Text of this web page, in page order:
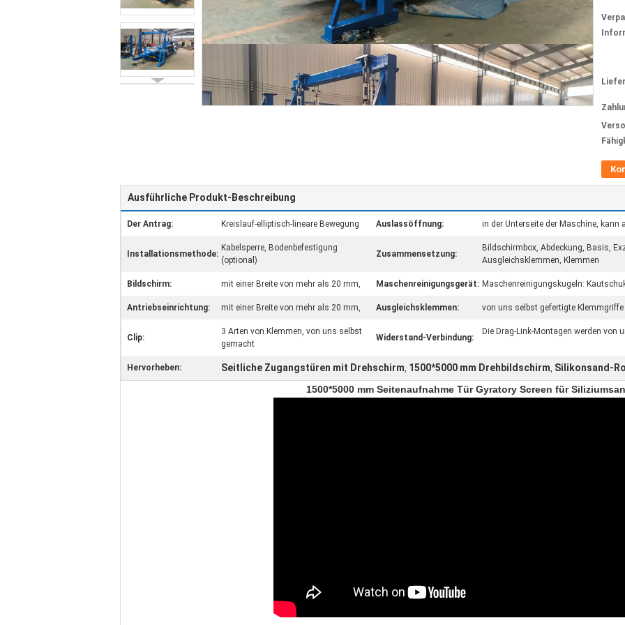
Ausführliche Produkt-Beschreibung
Der Antrag: Kreislauf-elliptisch-lineare Bewegung Auslassöffnung: in der Unterseite der Maschine, kann
Installationsmethode:
Kabelsperre, Bodenbefestigung
(optional)
Zusammensetzung:
Bildschirmbox, Abdeckung, Basis,
Ausgleichsklemmen, Klemmen
Bildschirm: mit einer Breite von mehr als 20 mm, Maschenreinigungsgerät: Maschenreinigungskugeln:
Antriebseinrichtung: mit einer Breite von mehr als 20 mm, Ausgleichsklemmen: von uns selbst gefertigte Klemmgriffe
Clip:
3 Arten von Klemmen, von uns selbst
gemacht
Widerstand-Verbindung:
Die Drag-Link-Montagen werden von
Hervorheben: Seitliche Zugangstüren mit Drehschirm, 1500*5000 mm Drehbildschirm, Silikonsand-
1500*5000 mm Seitenaufnahme Tür Gyratory Screen für